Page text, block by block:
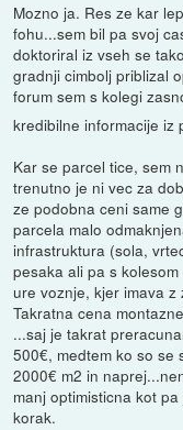
Mozno ja. Res ze kar
fohu...sem bil pa svoj
doktoriral iz vseh se
gradnji cimbolj priblizal
forum sem s kolegi
kredibilne informacije iz
Kar se parcel tice, sem
trenutno je ni vec za
ze podobna ceni same
parcela malo
infrastruktura (sola,
pesaka ali pa s
ure voznje, kjer imava z
Takratna cena
...saj je takrat
500€, medtem ko so se
2000€ m2 in
manj optimisticna kot
korak.